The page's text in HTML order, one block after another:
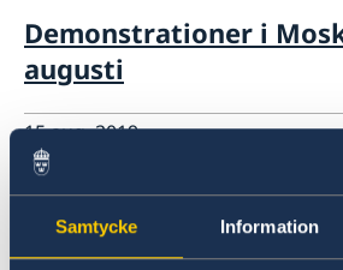
Samtycke Information
Demonstrationer i
augusti
15 aug. 2019
Öppettider den 16
09 aug. 2019